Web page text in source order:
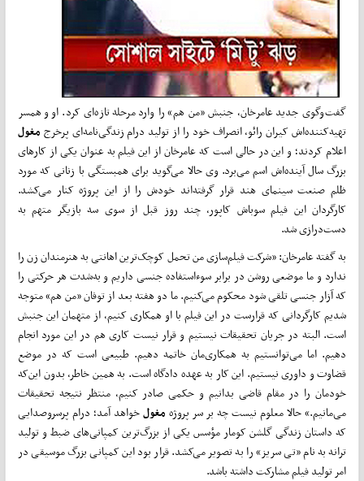
گفت‌وگوی جدید عامرخان، جنبش «من هم» را وارد مرحله تازه‌ای کرد. او و همسر
تهیه‌کننده‌اش کیران رائو، انصراف خود را از تولید درام زندگی‌نامه‌ای پرخرجمغول
اعلام کردند؛ و این در حالی است که عامرخان از این فیلم به عنوان یکی از کارهای
بزرگ سال آینده‌اش اسم‌ می‌برد. وی حالا‌ می‌گوید برای همبستگی با زنانی که مورد
ظلم صنعت سینمای هند قرار گرفته‌اند خودش را از این پروژه کنار‌ می‌کشد.
کارگردان این فیلم سوباش کاپور، چند روز قبل از سوی سه بازیگر متهم به
دست‌درازی شد.
به گفته عامرخان: «شرکت فیلم‌سازی من تحمل کوچک‌ترین اهانتی به هنرمندان زن را
ندارد و ما موضعی روشن در برابر سوءاستفاده جنسی داریم و به‌شدت هر حرکتی را
که آزار جنسی تلقی شود محکوم‌ می‌کنیم. ما دو هفته بعد از توفان «من هم» متوجه
شدیم کارگردانی که قرارست در این فیلم با او همکاری کنیم، از متهمان این جنبش
است. البته در جریان تحقیقات نیستیم و قرار نیست کاری هم در این مورد انجام
دهیم. اما‌ می‌توانستیم به همکاری‌مان خاتمه دهیم. طبیعی است که در موضع
قضاوت و داوری نیستیم. این کار به عهده دادگاه است. به همین خاطر، بدون این‌که
خودمان را در مقام قاضی بدانیم و حکمی صادر کنیم، منتظر نتیجه تحقیقات‌
می‌مانیم.» حالا معلوم نیست چه بر سر پروژهمغولخواهد آمد؛ درام پرسروصدایی
که داستان زندگی گلشن کومار مؤسس یکی از بزرگ‌ترین کمپانی‌های ضبط و تولید
ترانه به نام «تی سریز» را به تصویر‌ می‌کشد. قرار بود این کمپانی بزرگ موسیقی در
امر تولید فیلم مشارکت داشته باشد.